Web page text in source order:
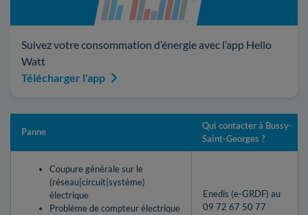
Suivez votre consommation d’énergie avec l’app Hello
Watt
Télécharger l'app
Panne
Qui contacter à Bussy-
Saint-Georges ?
Coupure générale sur le
(réseau|circuit|système)
électrique
Problème de compteur électrique
Enedis (e-GRDF) au
09 72 67 50 77